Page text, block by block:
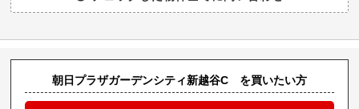
朝日プラザガーデンシティ新越谷C を買いたい方